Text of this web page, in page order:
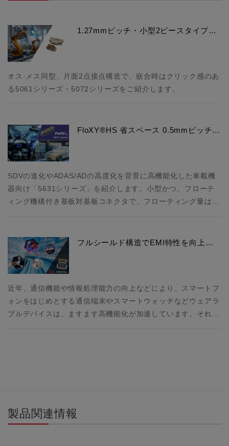
1.27mmピッチ・小型2ピースタイプ…
オス·メス同型、片面2点接点構造で、嵌合時はクリック感のあ
る5061シリーズ・5072シリーズをご紹介します。
FloXY®HS 省スペース 0.5mmピッチ…
SDVの進化やADAS/ADの高度化を背景に高機能化した車載機
器向け「5631シリーズ」を紹介します。小型かつ、フローテ
ィング機構付き基板対基板コネクタで、フローティング量は…
フルシールド構造でEMI特性を向上…
近年、通信機能や情報処理能力の向上などにより、スマートフ
ォンをはじめとする通信端末やスマートウォッチなどウェアラ
ブルデバイスは、ますます高機能化が加速しています。それ…
製品関連情報